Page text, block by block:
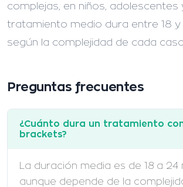
complejas, en niños, adolescentes
tratamiento medio dura entre 18 y
según la complejidad de cada
Preguntas frecuentes
¿Cuánto dura un tratamiento
brackets?
La duración media es de 18 a 24
aunque depende de la